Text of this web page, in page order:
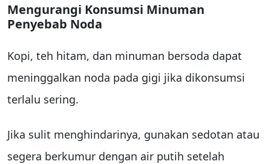
Mengurangi Konsumsi Minuman
Penyebab Noda
Kopi, teh hitam, dan minuman bersoda dapat
meninggalkan noda pada gigi jika dikonsumsi
terlalu sering.
Jika sulit menghindarinya, gunakan sedotan atau
segera berkumur dengan air putih setelah